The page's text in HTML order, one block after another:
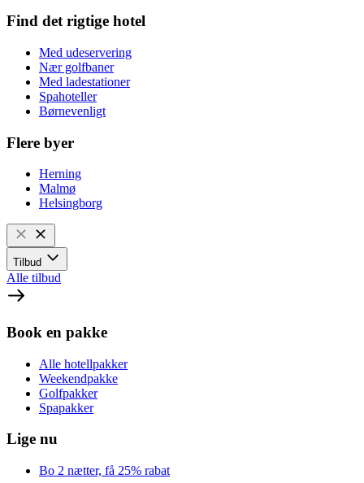
Find det rigtige hotel
Med udeservering
Nær golfbaner
Med ladestationer
Spahoteller
Børnevenligt
Flere byer
Herning
Malmø
Helsingborg
Tilbud
Alle tilbud
Book en pakke
Alle hotellpakker
Weekendpakke
Golfpakker
Spapakker
Lige nu
Bo 2 nætter, få 25% rabat